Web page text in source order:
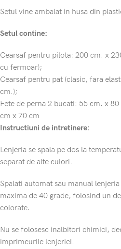
Setul vine ambalat in husa din
Setul contine:
Cearsaf pentru pilota: 200 cm. x
cu fermoar);
Cearsaf pentru pat (clasic, fara
cm.);
Fete de perna 2 bucati: 55 cm. x
cm x 70 cm
Instructiuni de intretinere:
Lenjeria se spala pe dos la
separat de alte culori.
Spalati automat sau manual
maxima de 40 grade, folosind un
colorate.
Nu se folosesc inalbitori chimici,
imprimeurile lenjeriei.